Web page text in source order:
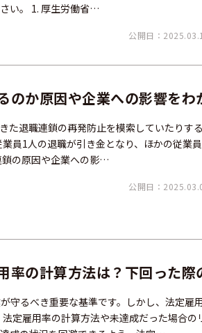
い。 1. 厚生労働省…
公開日：
のか原因や企業への影響をわ
た退職連鎖の再発防止を模索していたりす
員1人の退職が引き金となり、ほかの従業
鎖の原因や企業への影…
公開日：
率の計算方法は？下回った
守るべき重要な基準です。しかし、法定雇
定雇用率の計算方法や未達成だった場合の